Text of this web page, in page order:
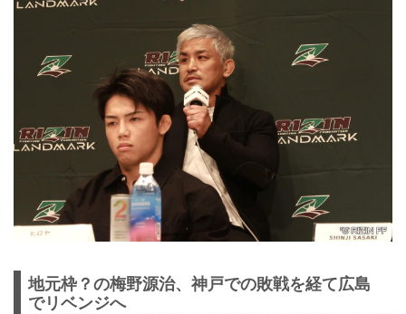
地元枠？の梅野源治、神戸での敗戦を経て広島
でリベンジへ